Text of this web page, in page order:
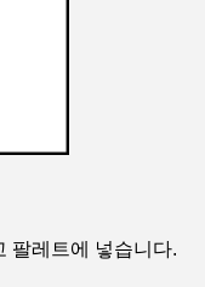
팔레트에 넣습니다.